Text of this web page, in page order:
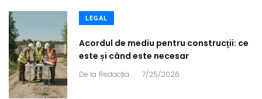
LEGAL
Acordul de mediu pentru construcții: ce
este și când este necesar
De la Redacția . 7/25/2026